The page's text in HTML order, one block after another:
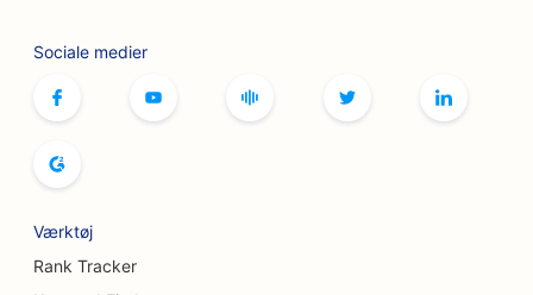
SEO til brætspilscaféer
SEO for boghandlere
SEO for brystforstørrelsesydelser
Sociale medier
Værktøj
Rank Tracker